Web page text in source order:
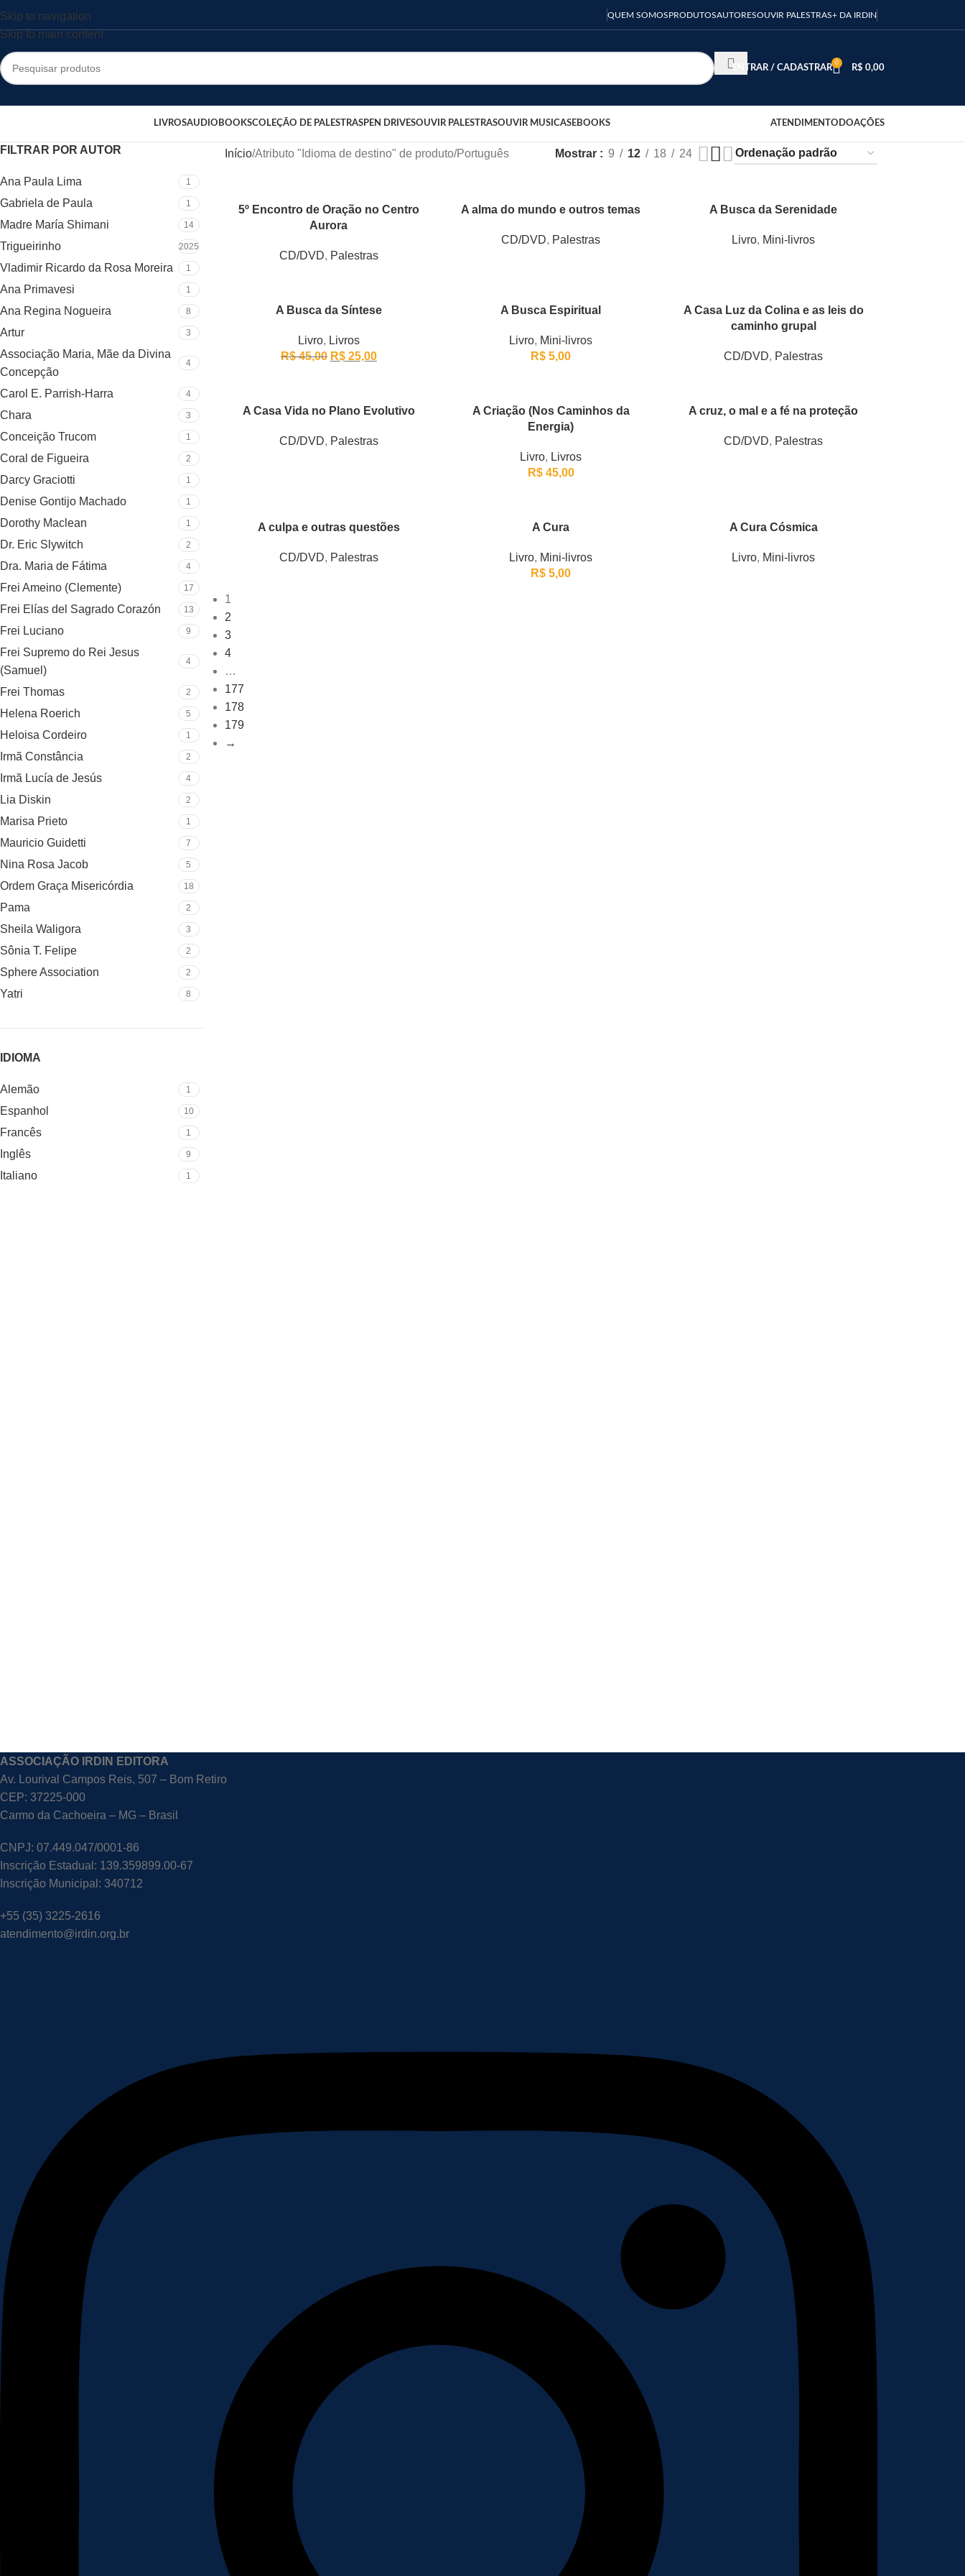
Skip to navigation
Skip to main content
QUEM SOMOSPRODUTOSAUTORESOUVIR PALESTRAS+ DA IRDIN
ENTRAR / CADASTRAR
0
R$ 0,00
LIVROSAUDIOBOOKSCOLEÇÃO DE PALESTRASPEN DRIVESOUVIR PALESTRASOUVIR MUSICASEBOOKS ATENDIMENTO DOAÇÕES
FILTRAR POR AUTOR
Ana Paula Lima 1
Gabriela de Paula 1
Madre María Shimani 14
Trigueirinho 2025
Vladimir Ricardo da Rosa Moreira 1
Ana Primavesi 1
Ana Regina Nogueira 8
Artur 3
Associação Maria, Mãe da Divina
Concepção
4
Carol E. Parrish-Harra 4
Chara 3
Conceição Trucom 1
Coral de Figueira 2
Darcy Graciotti 1
Denise Gontijo Machado 1
Dorothy Maclean 1
Dr. Eric Slywitch 2
Dra. Maria de Fátima 4
Frei Ameino (Clemente) 17
Frei Elías del Sagrado Corazón 13
Frei Luciano 9
Frei Supremo do Rei Jesus
(Samuel)
4
Frei Thomas 2
Helena Roerich 5
Heloisa Cordeiro 1
Irmã Constância 2
Irmã Lucía de Jesús 4
Lia Diskin 2
Marisa Prieto 1
Mauricio Guidetti 7
Nina Rosa Jacob 5
Ordem Graça Misericórdia 18
Pama 2
Sheila Waligora 3
Sônia T. Felipe 2
Sphere Association 2
Yatri 8
IDIOMA
Alemão 1
Espanhol 10
Francês 1
Inglês 9
Italiano 1
Início Atributo "Idioma de destino" de produto Português Mostrar 9 12 18 24
5º Encontro de Oração no Centro
Aurora
CD/DVD, Palestras
A alma do mundo e outros temas
CD/DVD, Palestras
A Busca da Serenidade
Livro, Mini-livros
A Busca da Síntese
Livro, Livros
R$45,00 R$25,00
A Busca Espiritual
Livro, Mini-livros
R$ 5,00
A Casa Luz da Colina e as leis do
caminho grupal
CD/DVD, Palestras
A Casa Vida no Plano Evolutivo
CD/DVD, Palestras
A Criação (Nos Caminhos da
Energia)
Livro, Livros
R$45,00
A cruz, o mal e a fé na proteção
CD/DVD, Palestras
A culpa e outras questões
CD/DVD, Palestras
A Cura
Livro, Mini-livros
R$ 5,00
A Cura Cósmica
Livro, Mini-livros
1
2
3
4
…
177
178
179
→
ASSOCIAÇÃO IRDIN EDITORA
Av. Lourival Campos Reis, 507 – Bom Retiro
CEP: 37225-000
Carmo da Cachoeira – MG – Brasil
CNPJ: 07.449.047/0001-86
Inscrição Estadual: 139.359899.00-67
Inscrição Municipal: 340712
+55 (35) 3225-2616
atendimento@irdin.org.br